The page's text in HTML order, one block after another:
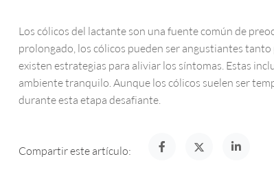
Los cólicos del lactante son una fuente común de
prolongado, los cólicos pueden ser angustiantes
existen estrategias para aliviar los síntomas. Estas
ambiente tranquilo. Aunque los cólicos suelen ser
durante esta etapa desafiante.
Compartir este artículo: